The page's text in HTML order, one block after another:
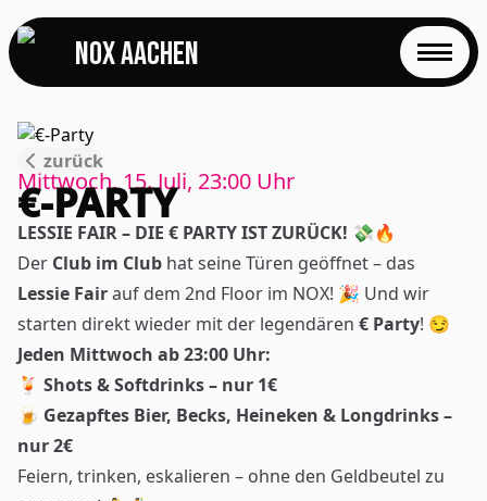
NOX Aachen
EVENTS
FOTOS
EVENTLOCATION
FAQS
RESERVIERUNG
JOBS
zurück
Mittwoch, 15. Juli, 23:00 Uhr
€-PARTY
LESSIE FAIR – DIE € PARTY IST ZURÜCK! 💸🔥
Der Club im Club hat seine Türen geöffnet – das
Lessie Fairauf dem 2nd Floor im NOX! 🎉 Und wir
starten direkt wieder mit der legendären € Party! 😏
Jeden Mittwoch ab 23:00 Uhr:
🍹 Shots & Softdrinks – nur 1€
🍺 Gezapftes Bier, Becks, Heineken & Longdrinks –
nur 2€
Feiern, trinken, eskalieren – ohne den Geldbeutel zu